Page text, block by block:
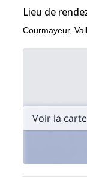
Lieu de
Courmayeur,
Voir la carte